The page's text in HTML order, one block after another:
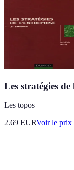
Les stratégies
Les topos
2.69 EURVoir le prix